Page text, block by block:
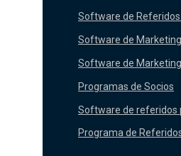
Software de Referidos
Programa de
Programas de Socios
Software de
Software de
Software de referidos